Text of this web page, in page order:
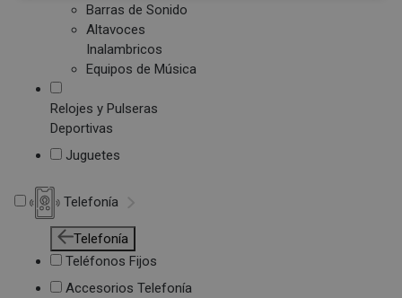
Barras de Sonido
Altavoces
Inalambricos
Equipos de Música
Relojes y Pulseras
Deportivas
Juguetes
Telefonía
Telefonía
Teléfonos Fijos
Accesorios Telefonía